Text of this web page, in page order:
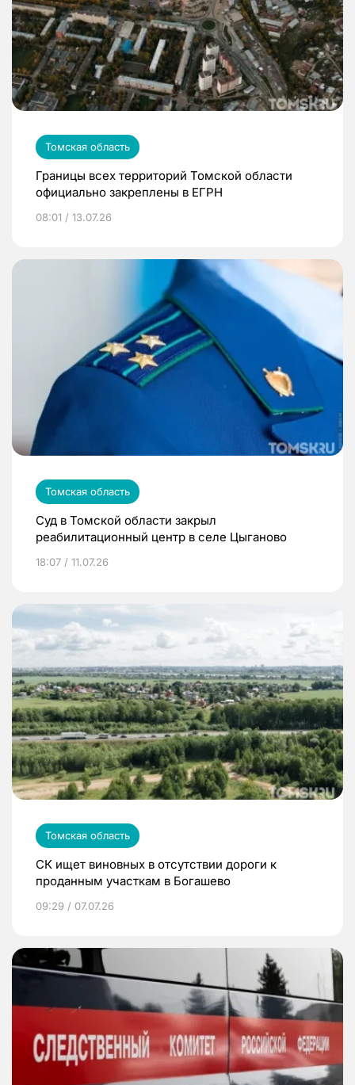
Томская область
Границы всех территорий Томской области
официально закреплены в ЕГРН
08:01 / 13.07.26
Томская область
Суд в Томской области закрыл
реабилитационный центр в селе Цыганово
18:07 / 11.07.26
Томская область
СК ищет виновных в отсутствии дороги к
проданным участкам в Богашево
09:29 / 07.07.26